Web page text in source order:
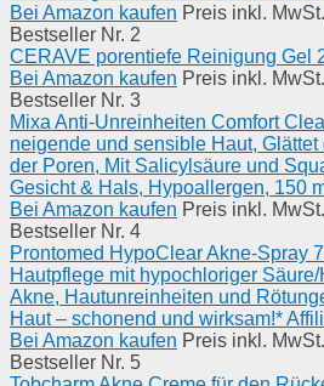
Bei Amazon kaufen Preis inkl.
Bestseller Nr. 2
CERAVE porentiefe Reinigung Gel
Bei Amazon kaufen Preis inkl.
Bestseller Nr. 3
Mixa Anti-Unreinheiten Comfort
neigende und sensible Haut,
der Poren, Mit Salicylsäure und
Gesicht & Hals, Hypoallergen, 150
Bei Amazon kaufen Preis inkl.
Bestseller Nr. 4
Prontomed HypoClear Akne-Spray
Hautpflege mit hypochloriger
Akne, Hautunreinheiten und
Haut – schonend und wirksam!*
Bei Amazon kaufen Preis inkl.
Bestseller Nr. 5